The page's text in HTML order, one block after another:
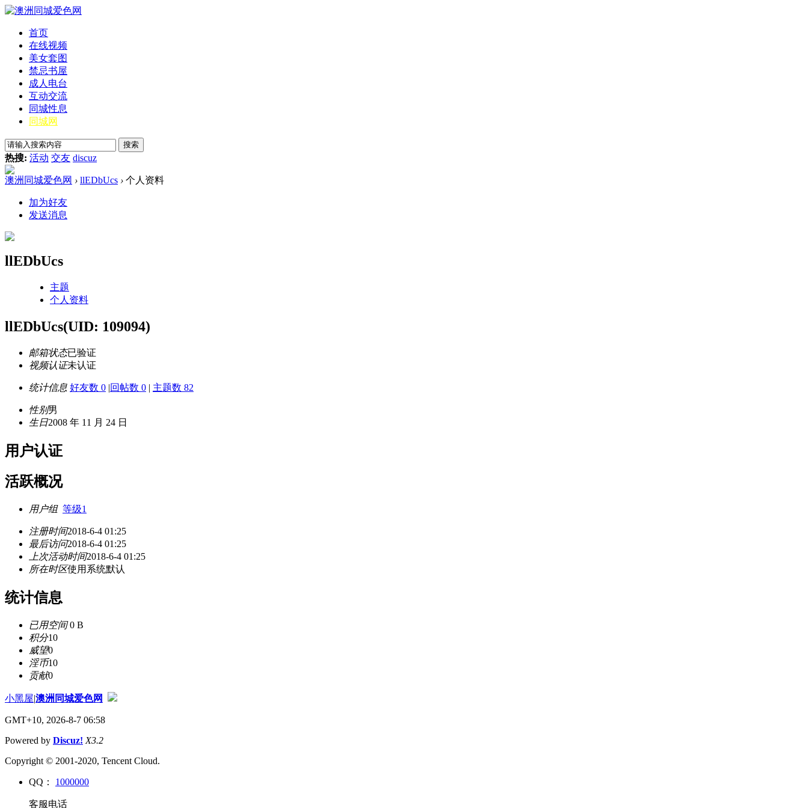
首页
在线视频
美女套图
禁忌书屋
成人电台
互动交流
同城性息
同城网
搜索
热搜: 活动 交友 discuz
澳洲同城爱色网 › llEDbUcs › 个人资料
加为好友
发送消息
llEDbUcs
主题
个人资料
llEDbUcs(UID: 109094)
邮箱状态已验证
视频认证未认证
统计信息 好友数 0 |回帖数 0 | 主题数 82
性别男
生日2008 年 11 月 24 日
用户认证
活跃概况
用户组 等级1
注册时间2018-6-4 01:25
最后访问2018-6-4 01:25
上次活动时间2018-6-4 01:25
所在时区使用系统默认
统计信息
已用空间0 B
积分10
威望0
淫币10
贡献0
小黑屋|澳洲同城爱色网
GMT+10, 2026-8-7 06:58
Powered by Discuz! X3.2
Copyright © 2001-2020, Tencent Cloud.
QQ： 1000000
客服电话